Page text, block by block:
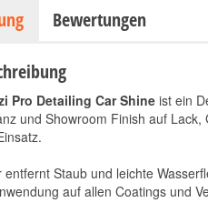
Bewertungen
Pro Detailing Car Shineist ein
und Showroom Finish auf
entfernt Staub und leichte
auf allen Coatings und